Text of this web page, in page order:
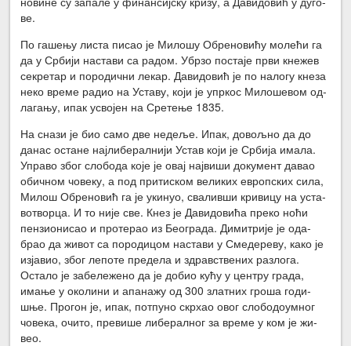
ве.
По га­ше­њу ли­ста пи­сао је Ми­ло­шу Обре­но­ви­ћу мо­ле­ћи га
да у Ср­би­ји на­ста­ви са ра­дом. Убр­зо по­ста­је пр­ви кне­жев
се­кре­тар и по­ро­дич­ни ле­кар. Да­ви­до­вић је по на­ло­гу кне­за
не­ко вре­ме ра­дио на Уста­ву, ко­ји је упр­кос Ми­ло­ше­вом од­
ла­га­њу, ипак усво­јен на Сре­те­ње 1835.
На сна­зи је био са­мо две не­де­ље. Ипак, до­вољ­но да до
да­нас оста­не нај­ли­бе­рал­ни­ји Устав ко­ји је Ср­би­ја има­ла.
Упра­во због сло­бо­да ко­је је овај нај­ви­ши до­ку­мент да­вао
обич­ном чо­ве­ку, а под при­ти­ском ве­ли­ких европ­ских си­ла,
Ми­лош Обре­но­вић га је уки­нуо, сва­лив­ши кри­ви­цу на уста­
во­твор­ца. И то ни­је све. Кнез је Да­ви­до­ви­ћа пре­ко но­ћи
пен­зи­о­ни­сао и про­те­рао из Бе­о­гра­да. Ди­ми­три­је је ода­
брао да жи­вот са по­ро­ди­цом на­ста­ви у Сме­де­ре­ву, ка­ко је
из­ја­вио, због ле­по­те пре­де­ла и здрав­стве­них раз­ло­га.
Оста­ло је за­бе­ле­же­но да је до­био ку­ћу у цен­тру гра­да,
има­ње у око­ли­ни и апа­на­жу од 300 злат­них гро­ша го­ди­
шње. Про­гон је, ипак, пот­пу­но скр­хао овог сло­бо­до­ум­ног
чо­ве­ка, очи­то, пре­ви­ше ли­бе­рал­ног за вре­ме у ком је жи­
вео.